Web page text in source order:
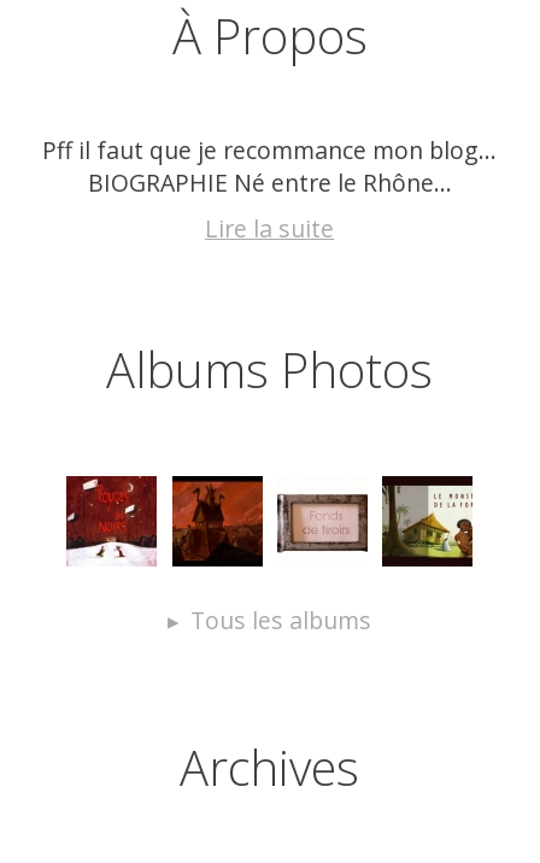
À Propos
Pff il faut que je recommance mon blog…
BIOGRAPHIE Né entre le Rhône...
Lire la suite
Albums Photos
Tous les albums
Archives